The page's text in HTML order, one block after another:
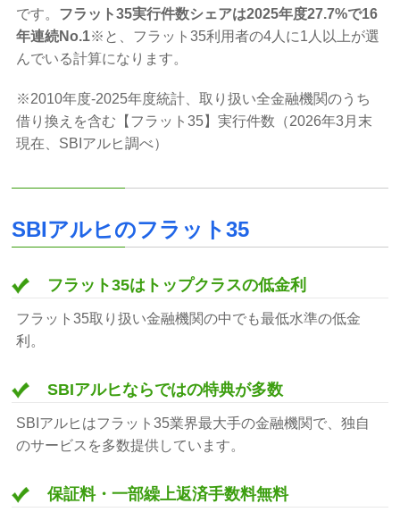
です。 フラット35実行件数シェアは2025年度27.7%で16
年連続No.1※と、フラット35利用者の4人に1人以上が選
んでいる計算になります。
※2010年度-2025年度統計、取り扱い全金融機関のうち
借り換えを含む【フラット35】実行件数（2026年3月末
現在、SBIアルヒ調べ）
SBIアルヒのフラット35
フラット35はトップクラスの低金利
フラット35取り扱い金融機関の中でも最低水準の低金
利。
SBIアルヒならではの特典が多数
SBIアルヒはフラット35業界最大手の金融機関で、独自
のサービスを多数提供しています。
保証料・一部繰上返済手数料無料